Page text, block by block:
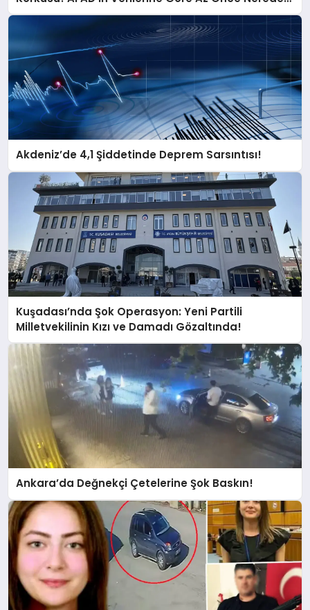
Sarsıntı Oldu?
Akdeniz’de 4,1 Şiddetinde Deprem Sarsıntısı!
Kuşadası’nda Şok Operasyon: Yeni Partili
Milletvekilinin Kızı ve Damadı Gözaltında!
Ankara’da Değnekçi Çetelerine Şok Baskın!